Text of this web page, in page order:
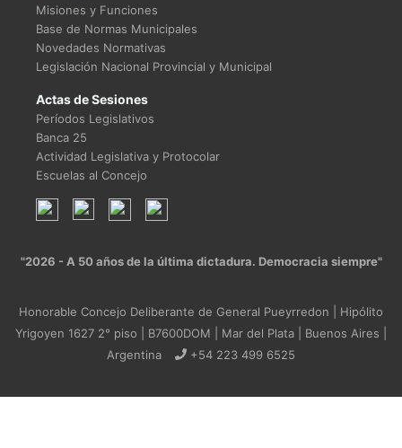
Misiones y Funciones
Base de Normas Municipales
Novedades Normativas
Legislación Nacional Provincial y Municipal
Actas de Sesiones
Períodos Legislativos
Banca 25
Actividad Legislativa y Protocolar
Escuelas al Concejo
"2026 - A 50 años de la última dictadura. Democracia siempre"
Honorable Concejo Deliberante de General Pueyrredon | Hipólito
Yrigoyen 1627 2° piso | B7600DOM | Mar del Plata | Buenos Aires |
Argentina
+54 223 499 6525